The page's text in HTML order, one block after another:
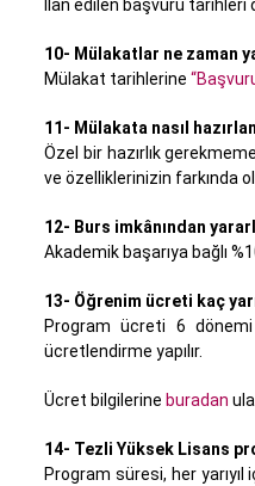
İlan edilen başvuru tarihleri
10- Mülakatlar ne zaman
Mülakat tarihlerine
11- Mülakata nasıl
Özel bir hazırlık
ve özelliklerinizin farkında
12- Burs imkânından
Akademik başarıya bağlı
13- Öğrenim ücreti kaç
Program ücreti 6 dönemi
ücretlendirme yapılır.
Ücret bilgilerine buradan
14- Tezli Yüksek Lisans
Program süresi, her yarıyıl